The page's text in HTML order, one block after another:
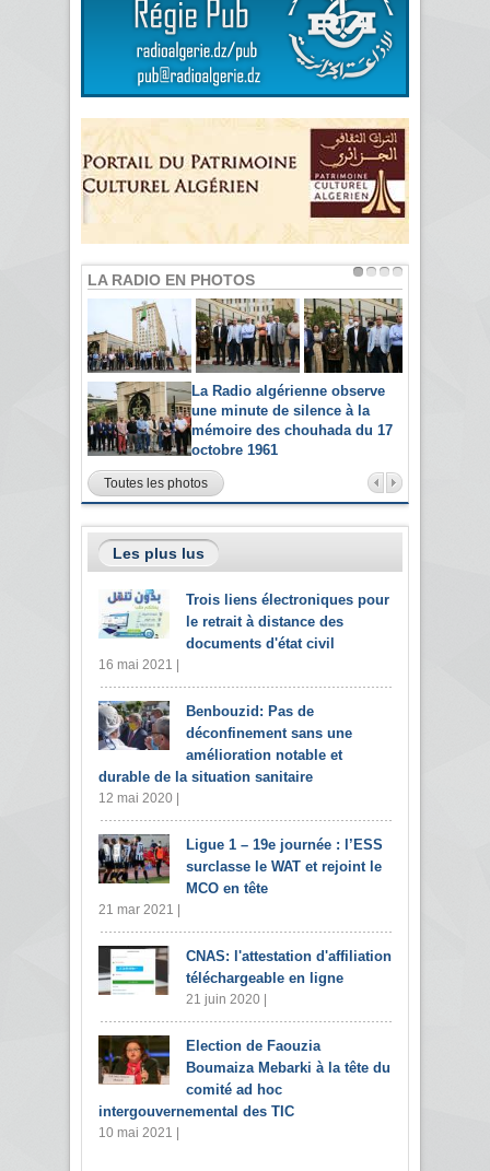
LA RADIO EN PHOTOS
La Radio algérienne observe
une minute de silence à la
mémoire des chouhada du 17
octobre 1961
Toutes les photos
Les plus lus
Trois liens électroniques pour
le retrait à distance des
documents d'état civil
16 mai 2021 |
Benbouzid: Pas de
déconfinement sans une
amélioration notable et
durable de la situation sanitaire
12 mai 2020 |
Ligue 1 – 19e journée : l’ESS
surclasse le WAT et rejoint le
MCO en tête
21 mar 2021 |
CNAS: l'attestation d'affiliation
téléchargeable en ligne
21 juin 2020 |
Election de Faouzia
Boumaiza Mebarki à la tête du
comité ad hoc
intergouvernemental des TIC
10 mai 2021 |